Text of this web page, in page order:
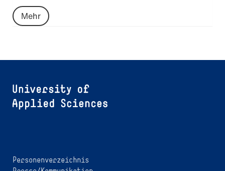
Mehr
Personenverzeichnis